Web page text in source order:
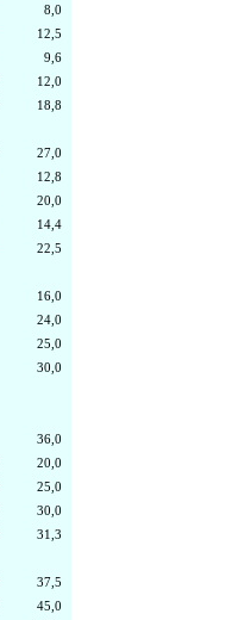
8,0
12,5
9,6
12,0
18,8
27,0
12,8
20,0
14,4
22,5
16,0
24,0
25,0
30,0
36,0
20,0
25,0
30,0
31,3
37,5
45,0